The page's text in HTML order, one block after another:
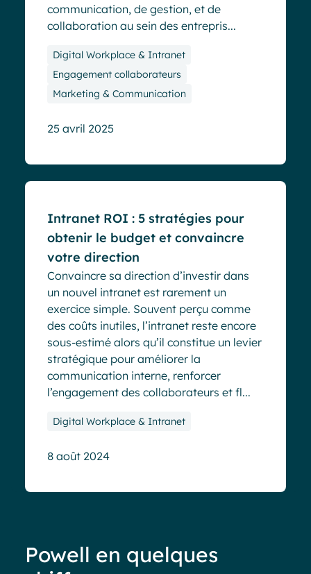
communication, de gestion, et de
collaboration au sein des entrepris...
Digital Workplace & Intranet
Engagement collaborateurs
Marketing & Communication
25 avril 2025
Intranet ROI : 5 stratégies pour
obtenir le budget et convaincre
votre direction
Convaincre sa direction d’investir dans
un nouvel intranet est rarement un
exercice simple. Souvent perçu comme
des coûts inutiles, l’intranet reste encore
sous-estimé alors qu’il constitue un levier
stratégique pour améliorer la
communication interne, renforcer
l’engagement des collaborateurs et fl...
Digital Workplace & Intranet
8 août 2024
Powell en quelques